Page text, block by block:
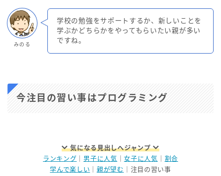
みのる
学校の勉強をサポートするか、新しいことを
学ぶかどちらかをやってもらいたい親が多い
ですね。
今注目の習い事はプログラミング
気になる見出しへジャンプ
ランキング
男子に人気 ｜女子に人気
割合
学んで楽しい ｜親が望む
｜注目の習い事